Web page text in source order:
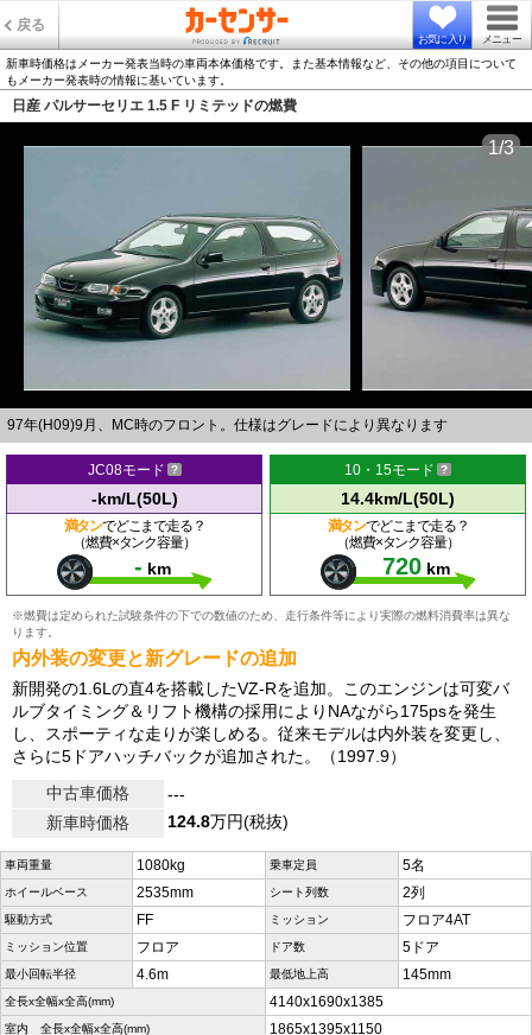
戻る
お気に入り メニュー
新車時価格はメーカー発表当時の車両本体価格です。また基本情報など、その他の項目について
もメーカー発表時の情報に基いています。
日産 パルサーセリエ 1.5 F リミテッドの燃費
97年(H09)9月、MC時のフロント。仕様はグレードにより異なります
1/3
JC08モード
-km/L(50L)
満タンでどこまで走る？
（燃費×タンク容量）
- km
10・15モード
14.4km/L(50L)
満タンでどこまで走る？
（燃費×タンク容量）
720 km
※燃費は定められた試験条件の下での数値のため、走行条件等により実際の燃料消費率は異な
ります。
内外装の変更と新グレードの追加
新開発の1.6Lの直4を搭載したVZ-Rを追加。このエンジンは可変バ
ルブタイミング＆リフト機構の採用によりNAながら175psを発生
し、スポーティな走りが楽しめる。従来モデルは内外装を変更し、
さらに5ドアハッチバックが追加された。（1997.9）
中古車価格
---
新車時価格
124.8万円(税抜)
車両重量 1080kg 乗車定員 5名
ホイールベース 2535mm シート列数 2列
駆動方式 FF ミッション フロア4AT
ミッション位置 フロア ドア数 5ドア
最小回転半径 4.6m 最低地上高 145mm
全長x全幅x全高(mm) 4140x1690x1385
室内 全長x全幅x全高(mm) 1865x1395x1150